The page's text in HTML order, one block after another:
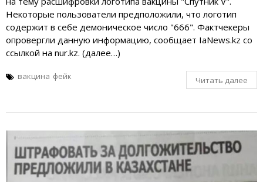
Некоторые пользователи предположили, что логотип
содержит в себе демоническое число "666". Фактчекеры
опровергли данную информацию, сообщает IaNews.kz со
ссылкой на nur.kz. (далее…)
вакцина фейк Читать далее